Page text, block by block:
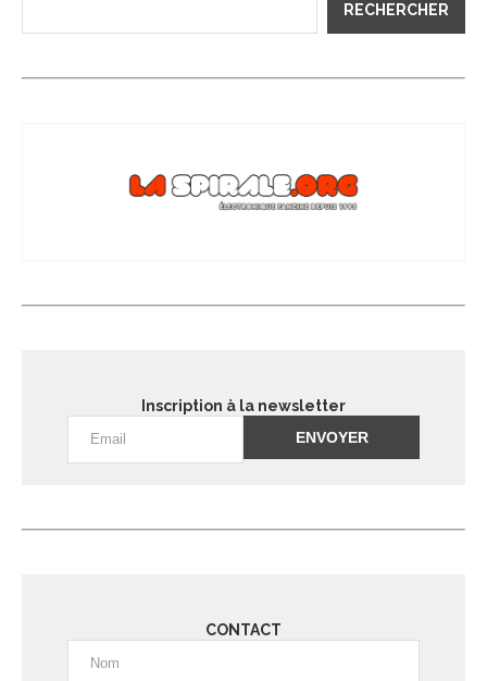
RECHERCHER
Inscription à la newsletter
CONTACT